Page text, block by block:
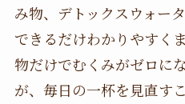
み物、デトックスウォー
できるだけわかりやすく
物だけでむくみがゼロに
が、毎日の一杯を見直す